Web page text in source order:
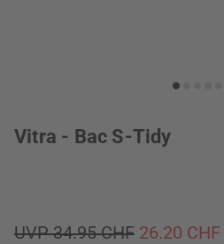
Vitra - Bac S-Tidy
UVP 34.95 CHF 26.20 CHF